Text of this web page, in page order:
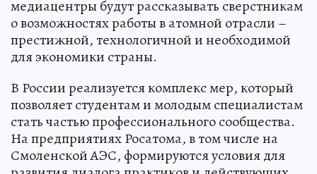
медиацентры будут рассказывать сверстникам
о возможностях работы в атомной отрасли –
престижной, технологичной и необходимой
для экономики страны.
В России реализуется комплекс мер, который
позволяет студентам и молодым специалистам
стать частью профессионального сообщества.
На предприятиях Росатома, в том числе на
Смоленской АЭС, формируются условия для